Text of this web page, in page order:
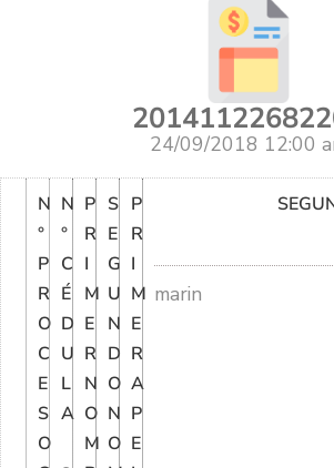
24/09/2018 12:00
N
°
P
R
O
C
E
S
O
N
°
C
É
D
U
L
A
P
R
I
M
E
R
N
O
M
S
E
G
U
N
D
O
N
O
P
R
I
M
E
R
A
P
E
marin